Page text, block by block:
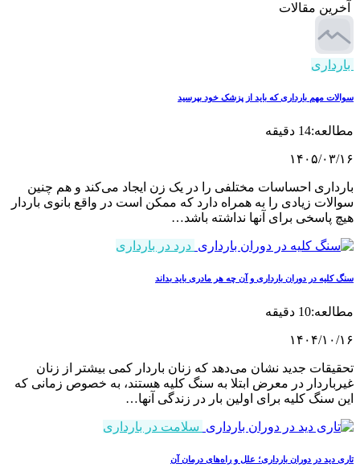
آخرین مقالات
بارداری
سوالات مهم بارداری که باید از پزشک خود بپرسید
مطالعه:14 دقیقه
۱۴۰۵/۰۳/۱۶
بارداری احساسات مختلفی را در یک زن ایجاد می‌کند و هم چنین
سوالات زیادی را به همراه دارد که ممکن است در واقع بانوی باردار
هیچ پاسخی برای آنها نداشته باشد…
درد در بارداری
سنگ کلیه در دوران بارداری و آن چه هر مادری باید بداند
مطالعه:10 دقیقه
۱۴۰۴/۱۰/۱۶
تحقیقات جدید نشان می‌دهد که زنان باردار کمی بیشتر از زنان
غیرباردار در معرض ابتلا به سنگ کلیه هستند، به خصوص زمانی که
این سنگ کلیه برای اولین بار در زندگی آنها…
سلامت در بارداری
تاری دید در دوران بارداری؛ علل و راه‌های درمان آن